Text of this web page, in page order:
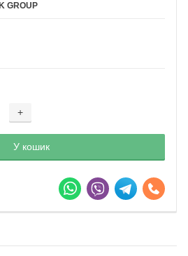
GROUP
+
Добавляется...
У кошик
Добавлен